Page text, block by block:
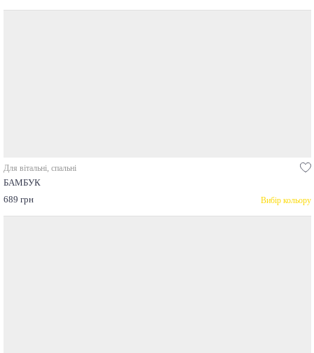
Для вітальні, спальні
БАМБУК
689 грн
Вибір кольору